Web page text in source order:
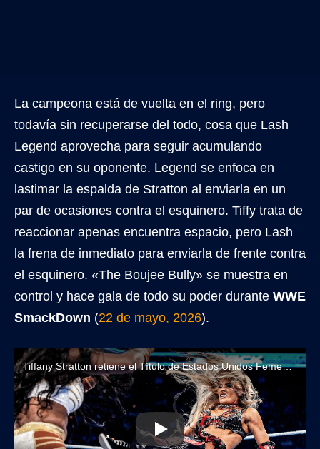
La campeona está de vuelta en el ring, pero
todavía sin recuperarse del todo, cosa que Lash
Legend aprovecha para seguir acumulando
castigo en su oponente. Legend se enfoca en
lastimar la espalda de Stratton al enviarla en un
par de ocasiones contra el esquinero. Tiffy trata de
reaccionar apenas encuentra espacio, pero Lash
la frena de inmediato para enviarla de frente contra
el esquinero. «The Boujee Bully» se muestra en
control y hace gala de todo su poder durante WWE
SmackDown (22 de mayo, 2026).
Tiffany Stratton retiene el Título de Estados Unidos Femenino ante Lash Legend con asistencia de Chelsea Green